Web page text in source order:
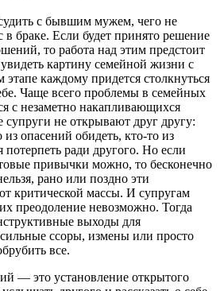
с бывшим мужем, чего не
в браке. Если будет принято решение
то работа над этим предстоит
картину семейной жизни с
каждому придется столкнуться
Чаще всего проблемы в семейных
с незаметно накапливающихся
супруги не открывают друг другу:
из опасений обидеть, кто-то из
потерпеть ради другого. Но если
привычки можно, то бесконечно
рано или поздно эти
критической массы. И супругам
их преодоление невозможно. Тогда
выходы для
ссоры, измены или просто
все.
— это установление открытого